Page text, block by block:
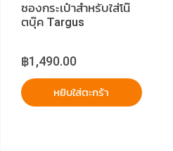
ซองกระเป๋าสำหรับใส่โน๊
ตบุ๊ค Targus
Black
฿1,490.00
หยิบใส่ตะกร้า